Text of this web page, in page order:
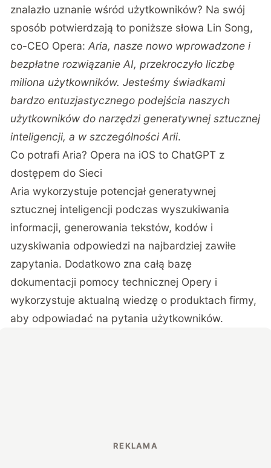
znalazło uznanie wśród użytkowników? Na swój
sposób potwierdzają to poniższe słowa Lin Song,
co-CEO Opera:Aria, nasze nowo wprowadzone i
bezpłatne rozwiązanie AI,przekroczyło liczbę
miliona użytkowników. Jesteśmy świadkami
bardzo entuzjastycznego podejścia naszych
użytkowników do narzędzi generatywnej sztucznej
inteligencji, a w szczególności Arii.
Co potrafi Aria? Opera na iOS to ChatGPT z
dostępem do Sieci
Aria wykorzystuje potencjał generatywnej
sztucznej inteligencji podczas wyszukiwania
informacji, generowania tekstów, kodów i
uzyskiwania odpowiedzi na najbardziej zawiłe
zapytania. Dodatkowo zna całą bazę
dokumentacji pomocy technicznej Opery i
wykorzystuje aktualną wiedzę o produktach firmy,
aby odpowiadać na pytania użytkowników.